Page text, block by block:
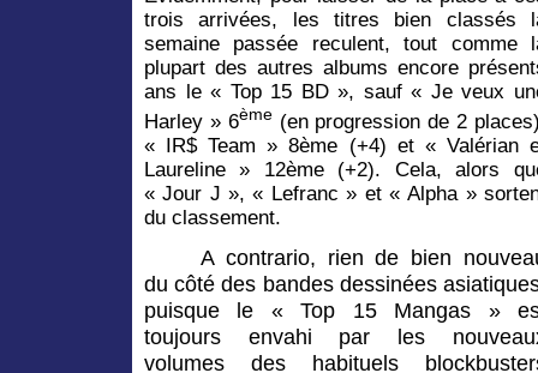
trois arrivées, les titres bien classés
semaine passée reculent, tout comme
plupart des autres albums encore
ans le « Top 15 BD », sauf « Je veux
Harley » 6ème(en progression de 2
« IR$ Team » 8ème (+4) et « Valérian
Laureline » 12ème (+2). Cela, alors
« Jour J », « Lefranc » et « Alpha »
du classement.
A contrario, rien de bien
du côté des bandes dessinées
puisque le « Top 15 Mangas »
toujours envahi par les
volumes des habituels